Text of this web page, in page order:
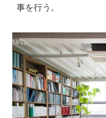
事を行う。